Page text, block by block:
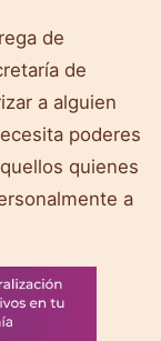
de
de
a alguien
poderes
quienes
a